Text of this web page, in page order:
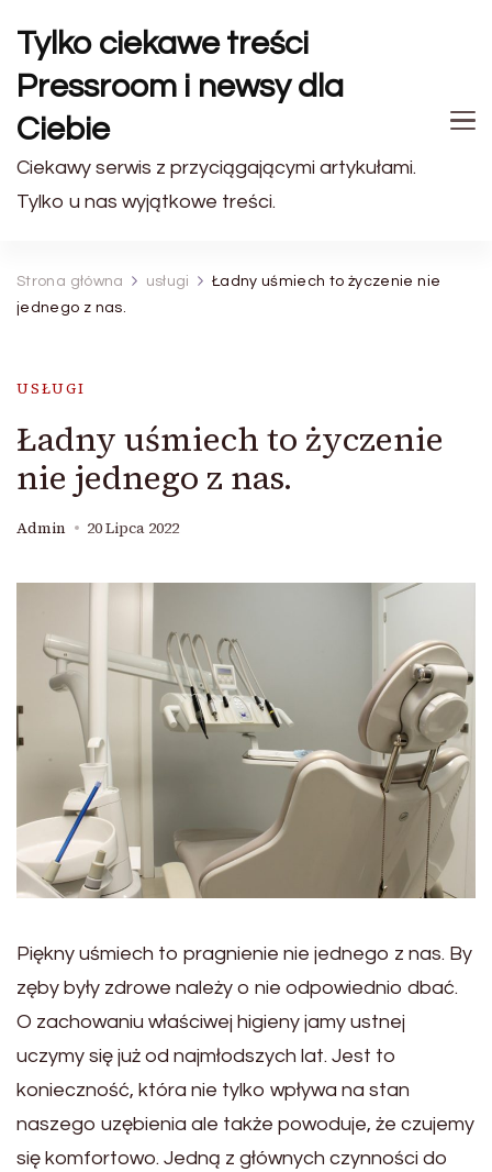
Tylko ciekawe treści
Pressroom i newsy dla
Ciebie
Ciekawy serwis z przyciągającymi artykułami.
Tylko u nas wyjątkowe treści.
Strona główna usługi
Ładny uśmiech to życzenie nie
jednego z nas.
USŁUGI
Ładny uśmiech to życzenie
nie jednego z nas.
Admin 20 Lipca 2022
Piękny uśmiech to pragnienie nie jednego z nas. By
zęby były zdrowe należy o nie odpowiednio dbać.
O zachowaniu właściwej higieny jamy ustnej
uczymy się już od najmłodszych lat. Jest to
konieczność, która nie tylko wpływa na stan
naszego uzębienia ale także powoduje, że czujemy
się komfortowo. Jedną z głównych czynności do